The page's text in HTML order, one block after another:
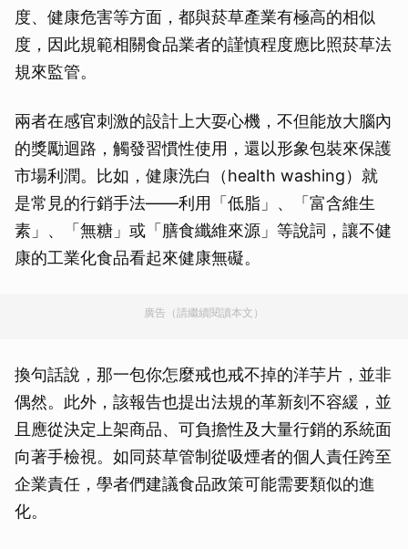
度、健康危害等方面，都與菸草產業有極高的相似
度，因此規範相關食品業者的謹慎程度應比照菸草法
規來監管。
兩者在感官刺激的設計上大耍心機，不但能放大腦內
的獎勵迴路，觸發習慣性使用，還以形象包裝來保護
市場利潤。比如，健康洗白（health washing）就
是常見的行銷手法——利用「低脂」、「富含維生
素」、「無糖」或「膳食纖維來源」等說詞，讓不健
康的工業化食品看起來健康無礙。
廣告（請繼續閱讀本文）
換句話說，那一包你怎麼戒也戒不掉的洋芋片，並非
偶然。此外，該報告也提出法規的革新刻不容緩，並
且應從決定上架商品、可負擔性及大量行銷的系統面
向著手檢視。如同菸草管制從吸煙者的個人責任跨至
企業責任，學者們建議食品政策可能需要類似的進
化。